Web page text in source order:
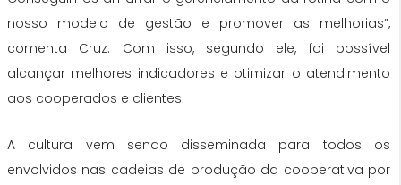
nosso modelo de gestão e promover as melhorias”,
comenta Cruz. Com isso, segundo ele, foi possível
alcançar melhores indicadores e otimizar o atendimento
aos cooperados e clientes.
A cultura vem sendo disseminada para todos os
envolvidos nas cadeias de produção da cooperativa por